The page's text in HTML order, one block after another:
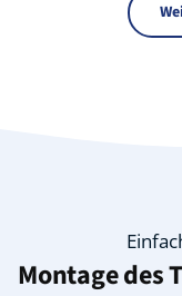
Montage des